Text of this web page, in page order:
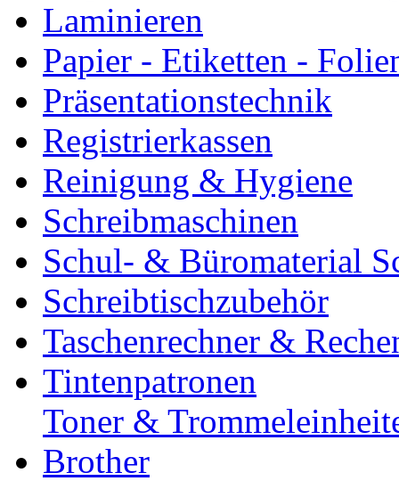
Laminieren
Papier - Etiketten -
Präsentationstechnik
Registrierkassen
Reinigung & Hygiene
Schreibmaschinen
Schul- & Büromaterial
Schreibtischzubehör
Taschenrechner &
Tintenpatronen
Toner &
Brother